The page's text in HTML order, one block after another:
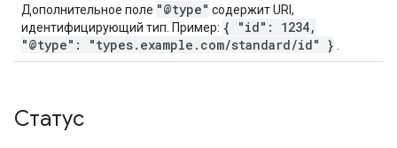
Дополнительное поле "@type" содержит URI,
идентифицирующий тип. Пример: { "id": 1234,
"@type": "types.example.com/standard/id" }
Статус